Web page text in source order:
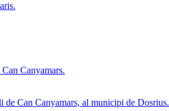
Canyamars.
de Can Canyamars, al municipi de Dosrius.